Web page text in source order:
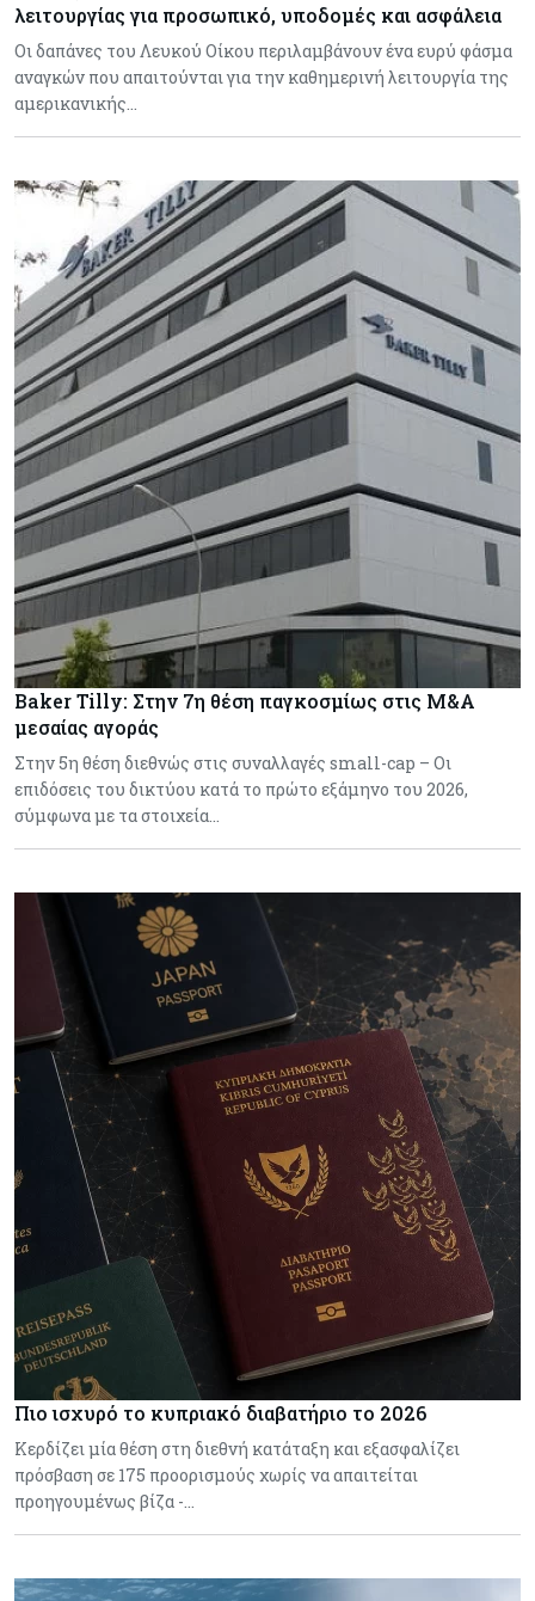
λειτουργίας για προσωπικό, υποδομές και ασφάλεια
Οι δαπάνες του Λευκού Οίκου περιλαμβάνουν ένα ευρύ φάσμα
αναγκών που απαιτούνται για την καθημερινή λειτουργία της
αμερικανικής…
Baker Tilly: Στην 7η θέση παγκοσμίως στις M&A
μεσαίας αγοράς
Στην 5η θέση διεθνώς στις συναλλαγές small-cap – Οι
επιδόσεις του δικτύου κατά το πρώτο εξάμηνο του 2026,
σύμφωνα με τα στοιχεία…
Πιο ισχυρό το κυπριακό διαβατήριο το 2026
Κερδίζει μία θέση στη διεθνή κατάταξη και εξασφαλίζει
πρόσβαση σε 175 προορισμούς χωρίς να απαιτείται
προηγουμένως βίζα -…